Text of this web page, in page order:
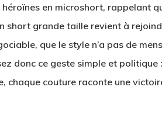
en microshort, rappelant
short grande taille revient à
que le style n’a pas de
donc ce geste simple et politique
chaque couture raconte une